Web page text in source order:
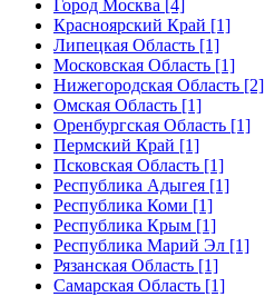
Город Москва [4]
Красноярский Край [1]
Липецкая Область [1]
Московская Область [1]
Нижегородская Область [2]
Омская Область [1]
Оренбургская Область [1]
Пермский Край [1]
Псковская Область [1]
Республика Адыгея [1]
Республика Коми [1]
Республика Крым [1]
Республика Марий Эл [1]
Рязанская Область [1]
Самарская Область [1]